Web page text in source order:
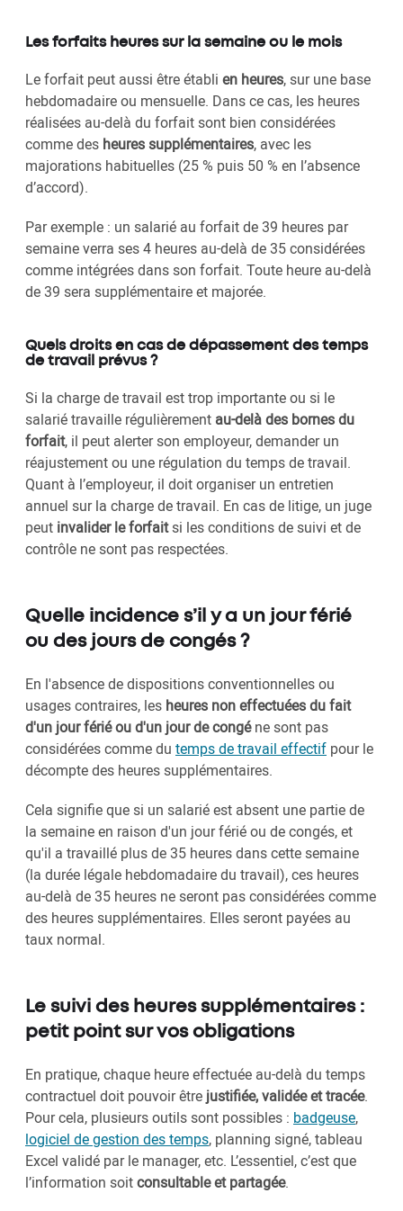
Les forfaits heures sur la semaine ou le mois
Le forfait peut aussi être établi en heures, sur une base
hebdomadaire ou mensuelle. Dans ce cas, les heures
réalisées au-delà du forfait sont bien considérées
comme des heures supplémentaires, avec les
majorations habituelles (25 % puis 50 % en l’absence
d’accord).
Par exemple : un salarié au forfait de 39 heures par
semaine verra ses 4 heures au-delà de 35 considérées
comme intégrées dans son forfait. Toute heure au-delà
de 39 sera supplémentaire et majorée.
Quels droits en cas de dépassement des temps
de travail prévus ?
Si la charge de travail est trop importante ou si le
salarié travaille régulièrement au-delà des bornes du
forfait, il peut alerter son employeur, demander un
réajustement ou une régulation du temps de travail.
Quant à l’employeur, il doit organiser un entretien
annuel sur la charge de travail. En cas de litige, un juge
peut invalider le forfaitsi les conditions de suivi et de
contrôle ne sont pas respectées.
Quelle incidence s’il y a un jour férié
ou des jours de congés ?
En l'absence de dispositions conventionnelles ou
usages contraires, les heures non effectuées du fait
d'un jour férié ou d'un jour de congéne sont pas
considérées comme du temps de travail effectif pour le
décompte des heures supplémentaires.
Cela signifie que si un salarié est absent une partie de
la semaine en raison d'un jour férié ou de congés, et
qu'il a travaillé plus de 35 heures dans cette semaine
(la durée légale hebdomadaire du travail), ces heures
au-delà de 35 heures ne seront pas considérées comme
des heures supplémentaires. Elles seront payées au
taux normal.
Le suivi des heures supplémentaires :
petit point sur vos obligations
En pratique, chaque heure effectuée au-delà du temps
contractuel doit pouvoir être justifiée, validée et tracée.
Pour cela, plusieurs outils sont possibles : badgeuse,
logiciel de gestion des temps, planning signé, tableau
Excel validé par le manager, etc. L’essentiel, c’est que
l’information soitconsultable et partagée.